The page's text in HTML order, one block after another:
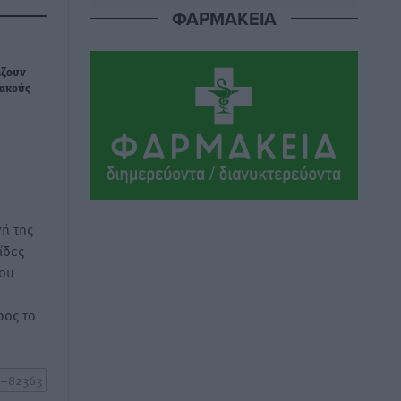
της
το
Ακαθάριστα οικόπεδα: Τι γίνεται όταν
ο ιδιοκτήτης δεν τα καθαρίσει – Πώς
κινούνται δήμοι και ΠΣ, ποιος
πληρώνει τον λογαριασμό
Τοπικές Ειδήσεις• πριν 6 ώρες
Πού κινούνται οι κρατήσεις last
ΦΑΡΜΑΚΕΙΑ